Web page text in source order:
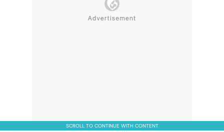
SCROLL TO CONTINUE WITH CONTENT